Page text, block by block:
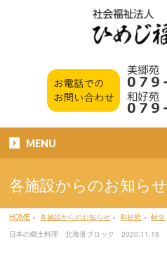
MENU
各施設からのお知らせ
HOME » 各施設からのお知らせ » 和好苑 » 献立
日本の郷土料理 北海道ブロック 2020.11.15